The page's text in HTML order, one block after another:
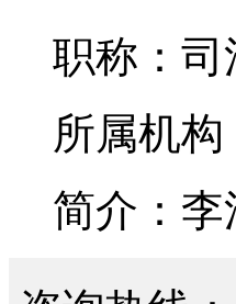
职称：
所属机
简介：